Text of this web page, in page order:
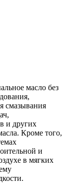
масло без
смазывания
и других
Кроме того,
и
в мягких